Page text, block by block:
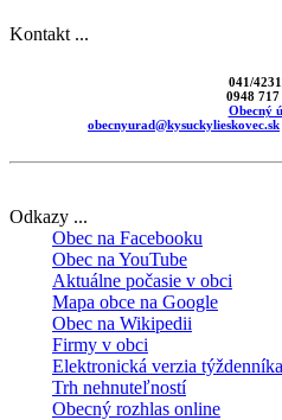
Kontakt ...
041/
0948 717
Obecný
obecnyurad@kysuckylieskovec.sk
Odkazy ...
Obec na Facebooku
Obec na YouTube
Aktuálne počasie v obci
Mapa obce na Google
Obec na Wikipedii
Firmy v obci
Elektronická verzia
Trh nehnuteľností
Obecný rozhlas online